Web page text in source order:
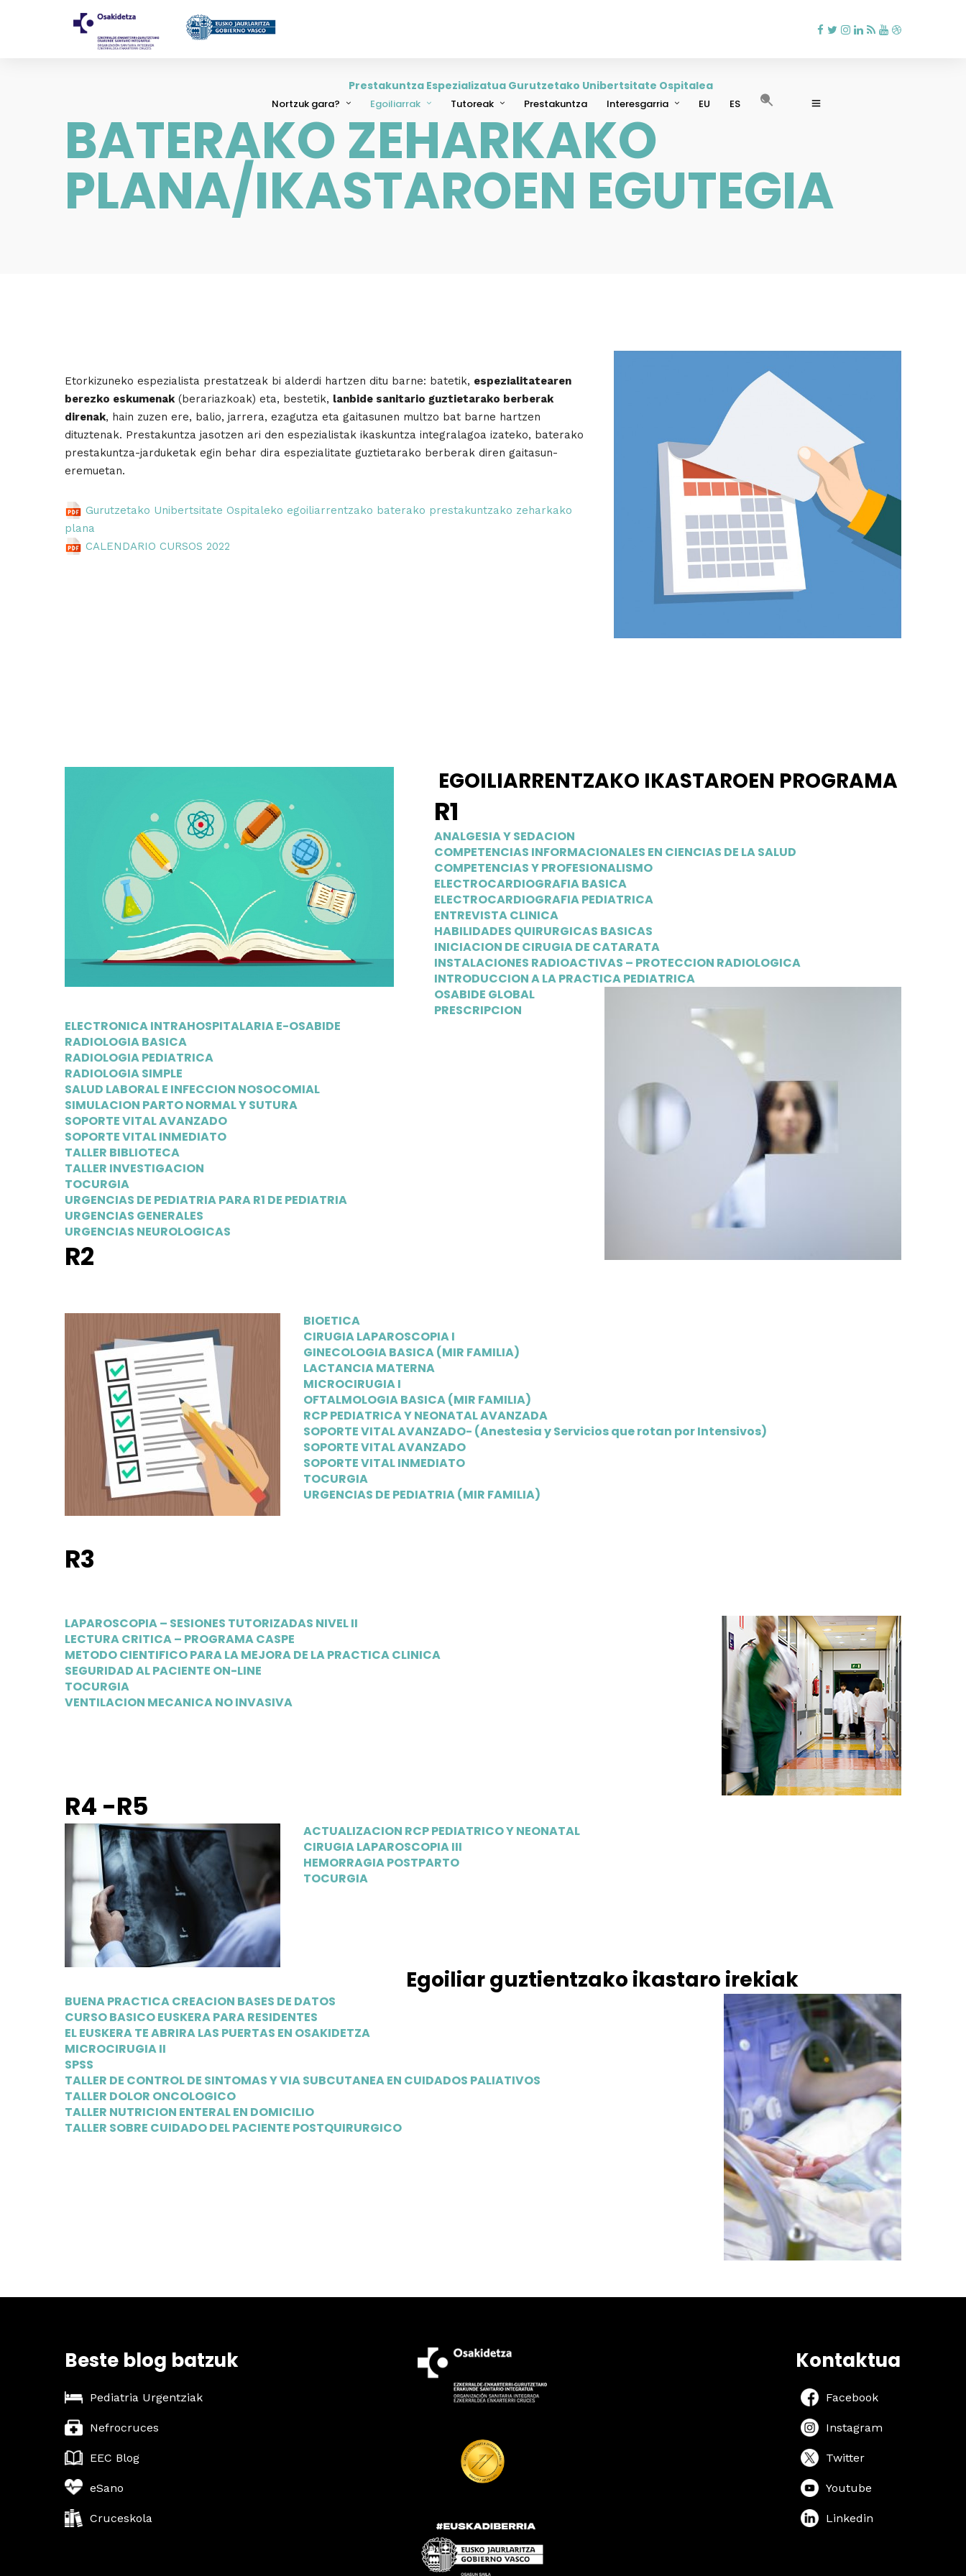
Prestakuntza Espezializatua Gurutzetako Unibertsitate Ospitalea
Nortzuk gara? Egoiliarrak Tutoreak Prestakuntza Interesgarria EU ES
BATERAKO ZEHARKAKO
PLANA/IKASTAROEN EGUTEGIA
Etorkizuneko espezialista prestatzeak bi alderdi hartzen ditu barne: batetik, espezialitatearen
berezko eskumenak (berariazkoak) eta, bestetik, lanbide sanitario guztietarako berberak
direnak, hain zuzen ere, balio, jarrera, ezagutza eta gaitasunen multzo bat barne hartzen
dituztenak. Prestakuntza jasotzen ari den espezialistak ikaskuntza integralagoa izateko, baterako
prestakuntza-jarduketak egin behar dira espezialitate guztietarako berberak diren gaitasun-
eremuetan.
Gurutzetako Unibertsitate Ospitaleko egoiliarrentzako baterako prestakuntzako zeharkako
plana
CALENDARIO CURSOS 2022
EGOILIARRENTZAKO IKASTAROEN PROGRAMA
R1
ANALGESIA Y SEDACION
COMPETENCIAS INFORMACIONALES EN CIENCIAS DE LA SALUD
COMPETENCIAS Y PROFESIONALISMO
ELECTROCARDIOGRAFIA BASICA
ELECTROCARDIOGRAFIA PEDIATRICA
ENTREVISTA CLINICA
HABILIDADES QUIRURGICAS BASICAS
INICIACION DE CIRUGIA DE CATARATA
INSTALACIONES RADIOACTIVAS – PROTECCION RADIOLOGICA
INTRODUCCION A LA PRACTICA PEDIATRICA
OSABIDE GLOBAL
PRESCRIPCION
ELECTRONICA INTRAHOSPITALARIA E-OSABIDE
RADIOLOGIA BASICA
RADIOLOGIA PEDIATRICA
RADIOLOGIA SIMPLE
SALUD LABORAL E INFECCION NOSOCOMIAL
SIMULACION PARTO NORMAL Y SUTURA
SOPORTE VITAL AVANZADO
SOPORTE VITAL INMEDIATO
TALLER BIBLIOTECA
TALLER INVESTIGACION
TOCURGIA
URGENCIAS DE PEDIATRIA PARA R1 DE PEDIATRIA
URGENCIAS GENERALES
URGENCIAS NEUROLOGICAS
R2
BIOETICA
CIRUGIA LAPAROSCOPIA I
GINECOLOGIA BASICA (MIR FAMILIA)
LACTANCIA MATERNA
MICROCIRUGIA I
OFTALMOLOGIA BASICA (MIR FAMILIA)
RCP PEDIATRICA Y NEONATAL AVANZADA
SOPORTE VITAL AVANZADO- (Anestesia y Servicios que rotan por Intensivos)
SOPORTE VITAL AVANZADO
SOPORTE VITAL INMEDIATO
TOCURGIA
URGENCIAS DE PEDIATRIA (MIR FAMILIA)
R3
LAPAROSCOPIA – SESIONES TUTORIZADAS NIVEL II
LECTURA CRITICA – PROGRAMA CASPE
METODO CIENTIFICO PARA LA MEJORA DE LA PRACTICA CLINICA
SEGURIDAD AL PACIENTE ON-LINE
TOCURGIA
VENTILACION MECANICA NO INVASIVA
R4 -R5
ACTUALIZACION RCP PEDIATRICO Y NEONATAL
CIRUGIA LAPAROSCOPIA III
HEMORRAGIA POSTPARTO
TOCURGIA
Egoiliar guztientzako ikastaro irekiak
BUENA PRACTICA CREACION BASES DE DATOS
CURSO BASICO EUSKERA PARA RESIDENTES
EL EUSKERA TE ABRIRA LAS PUERTAS EN OSAKIDETZA
MICROCIRUGIA II
SPSS
TALLER DE CONTROL DE SINTOMAS Y VIA SUBCUTANEA EN CUIDADOS PALIATIVOS
TALLER DOLOR ONCOLOGICO
TALLER NUTRICION ENTERAL EN DOMICILIO
TALLER SOBRE CUIDADO DEL PACIENTE POSTQUIRURGICO
Beste blog batzuk
Pediatria Urgentziak
Nefrocruces
EEC Blog
eSano
Cruceskola
Kontaktua
Facebook
Instagram
Twitter
Youtube
Linkedin